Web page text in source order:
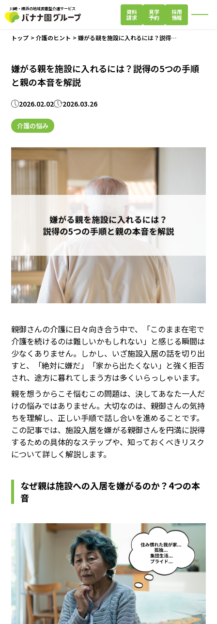
川崎・横浜の地域密着型介護サービス 資料
請求
見学
予約
採用
情報
トップ > 介護のヒント > 嫌がる親を施設に入れるには？説得…
嫌がる親を施設に入れるには？説得の5つの手順
と親の本音を解説
2026.02.02 2026.03.26
介護の悩み
親御さんの介護に日々向き合う中で、「このまま在宅で
介護を続けるのは難しいかもしれない」と感じる瞬間は
少なくありません。しかし、いざ施設入居の話を切り出
すと、「絶対に嫌だ」「家から出たくない」と強く拒否
され、途方に暮れてしまう方は多くいらっしゃいます。
親を想うからこそ悩むこの問題は、決してあなた一人だ
けの悩みではありません。大切なのは、親御さんの気持
ちを理解し、正しい手順で話し合いを進めることです。
この記事では、施設入居を嫌がる親御さんを円満に説得
するための具体的なステップや、知っておくべきリスク
について詳しく解説します。
なぜ親は施設への入居を嫌がるのか？4つの本
音